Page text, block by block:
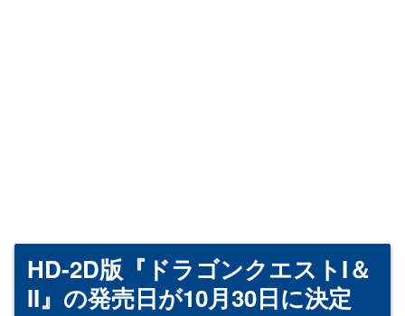
HD-2D版『ドラゴンクエストI＆
II』の発売日が10月30日に決定